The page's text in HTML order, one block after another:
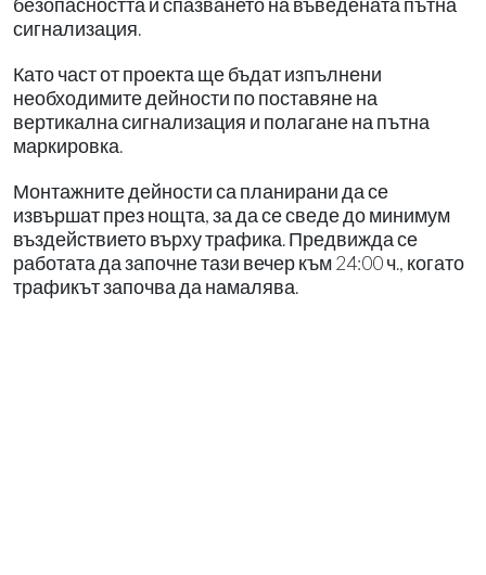
сигнализация.
Като част от проекта ще бъдат изпълнени
необходимите дейности по поставяне на
вертикална сигнализация и полагане на пътна
маркировка.
Монтажните дейности са планирани да се
извършат през нощта, за да се сведе до минимум
въздействието върху трафика. Предвижда се
работата да започне тази вечер към 24:00 ч., когато
трафикът започва да намалява.